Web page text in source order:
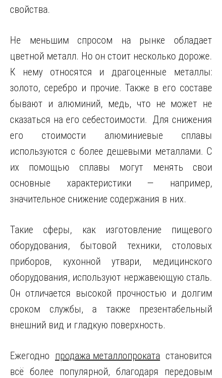
свойства.
Не меньшим спросом на рынке обладает
цветной металл. Но он стоит несколько дороже.
К нему относятся и драгоценные металлы:
золото, серебро и прочие. Также в его составе
бывают и алюминий, медь, что не может не
сказаться на его себестоимости. Для снижения
его стоимости алюминиевые сплавы
используются с более дешевыми металлами. С
их помощью сплавы могут менять свои
основные характеристики — например,
значительное снижение содержания в них.
Такие сферы, как изготовление пищевого
оборудования, бытовой техники, столовых
приборов, кухонной утвари, медицинского
оборудования, используют нержавеющую сталь.
Он отличается высокой прочностью и долгим
сроком службы, а также презентабельный
внешний вид и гладкую поверхность.
Ежегодно продажа металлопроката становится
всё более популярной, благодаря передовым